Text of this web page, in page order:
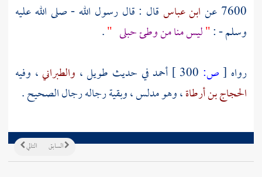
7600 عن
ابن عباس قال : قال رسول الله - صلى الله عليه
وسلم - :"ليس منا من وطئ حبلى "
.
رواه [ص: أحمدفي حديث طويل ، والطبراني، وفيه
الحجاج بن أرطاة، وهو مدلس ، وبقية رجاله رجال الصحيح .
التالي السابق